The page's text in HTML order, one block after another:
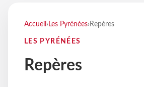
Accueil › Les Pyrénées› Repères
LES PYRÉNÉES
Repères